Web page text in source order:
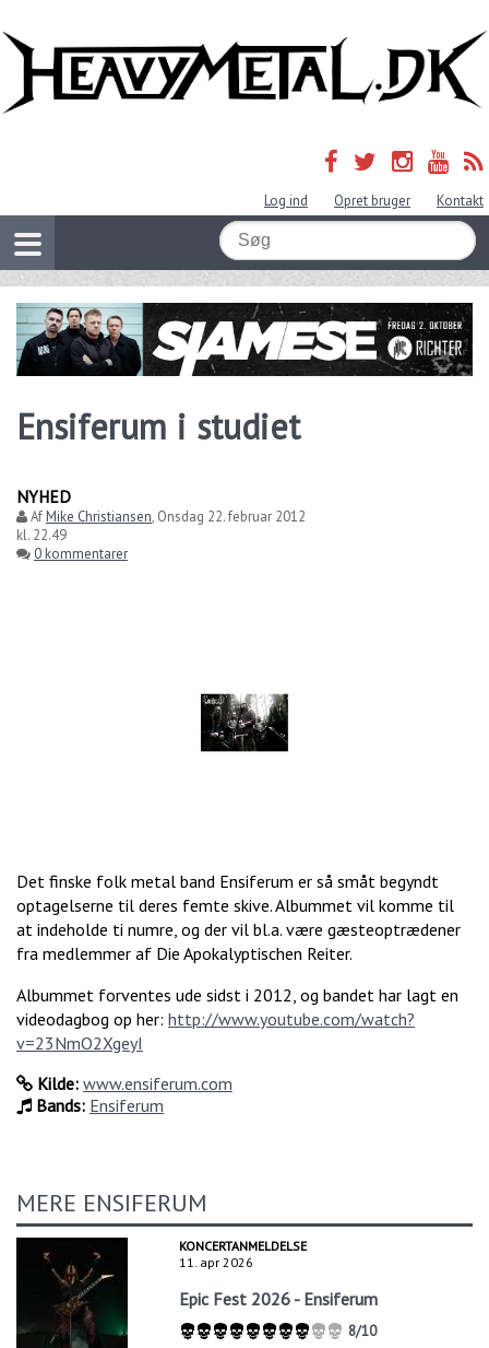
Log ind Opret bruger Kontakt
Ensiferum i studiet
NYHED
AfMike Christiansen, Onsdag 22. februar 2012
kl. 22.49
0 kommentarer
Det finske folk metal band Ensiferum er så småt begyndt
optagelserne til deres femte skive. Albummet vil komme til
at indeholde ti numre, og der vil bl.a. være gæsteoptrædener
fra medlemmer af Die Apokalyptischen Reiter.
Albummet forventes ude sidst i 2012, og bandet har lagt en
videodagbog op her: http://www.youtube.com/watch?
v=23NmO2XgeyI
Kilde: www.ensiferum.com
Bands: Ensiferum
MERE ENSIFERUM
KONCERTANMELDELSE
11. apr 2026
Epic Fest 2026 - Ensiferum
8/10